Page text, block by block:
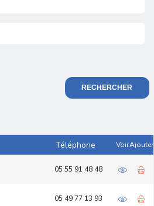
RECHERCHER
Téléphone VoirAjouter
05 55 91 48 48
05 49 77 13 93